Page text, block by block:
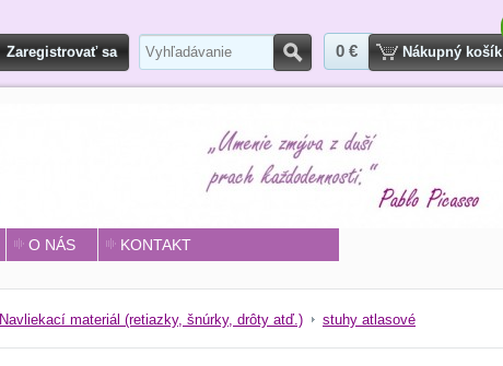
Zaregistrovať sa Hľadať
0 €
Nákupný košík
O NÁS KONTAKT
Navliekací materiál (retiazky, šnúrky, drôty atď.) stuhy atlasové